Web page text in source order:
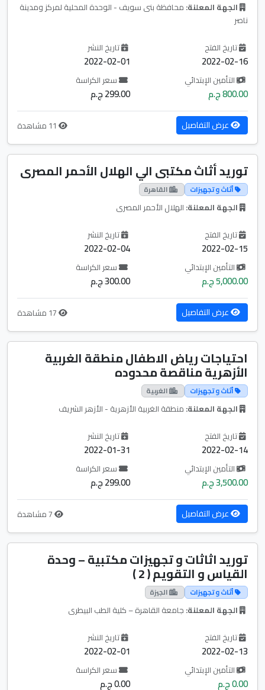
الجهة المعلنة: محافظة بنى سويف - الوحدة المحلية لمركز ومدينة
ناصر
تاريخ الفتح
2022-02-16
تاريخ النشر
2022-02-01
التأمين الإبتدائي
800.00 ج.م
سعر الكراسة
299.00 ج.م
عرض التفاصيل
توريد أثاث مكتبى الي الهلال الأحمر المصرى
أثاث و تجهيزات القاهرة
الجهة المعلنة: الهلال الأحمر المصرى
تاريخ الفتح
2022-02-15
تاريخ النشر
2022-02-04
التأمين الإبتدائي
5,000.00 ج.م
سعر الكراسة
300.00 ج.م
عرض التفاصيل
احتياجات رياض الاطفال منطقة الغربية
الأزهرية مناقصة محدوده
أثاث و تجهيزات الغربية
الجهة المعلنة: منطقة الغربية الأزهرية - الأزهر الشريف
تاريخ الفتح
2022-02-14
تاريخ النشر
2022-01-31
التأمين الإبتدائي
3,500.00 ج.م
سعر الكراسة
299.00 ج.م
عرض التفاصيل
توريد اثاثات و تجهيزات مكتبية – وحدة
القياس و التقويم ( 2 )
أثاث و تجهيزات الجيزة
الجهة المعلنة: جامعة القاهرة – كلية الطب البيطرى
تاريخ الفتح
2022-02-13
تاريخ النشر
2022-02-01
التأمين الإبتدائي
0.00 ج.م
سعر الكراسة
0.00 ج.م